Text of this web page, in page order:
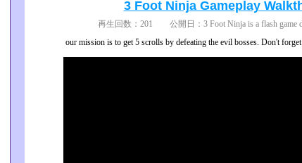
3 Foot Ninja Gameplay
再生回数：201 公開日：3 Foot Ninja is a flash game
our mission is to get 5 scrolls by defeating the evil bosses. Don't